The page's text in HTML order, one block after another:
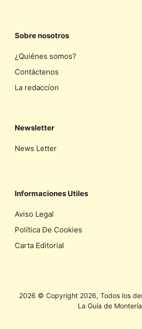
Sobre nosotros
¿Quiénes somos?
Contáctenos
La redaccíon
Newsletter
News Letter
Informaciones Utiles
Aviso Legal
Política De Cookies
Carta Editorial
2026 © Copyright 2026, Todos los
La Guía de Montería